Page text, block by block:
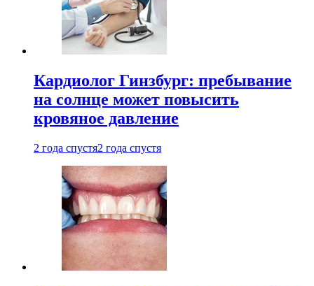
Кардиолог Гинзбург: пребывание
на солнце может повысить
кровяное давление
2 года спустя2 года спустя